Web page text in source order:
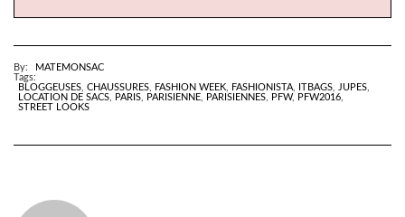
By:
MATEMONSAC
Tags:
BLOGGEUSES, CHAUSSURES, FASHION WEEK, FASHIONISTA, ITBAGS, JUPES,
LOCATION DE SACS, PARIS, PARISIENNE, PARISIENNES, PFW, PFW2016,
STREET LOOKS